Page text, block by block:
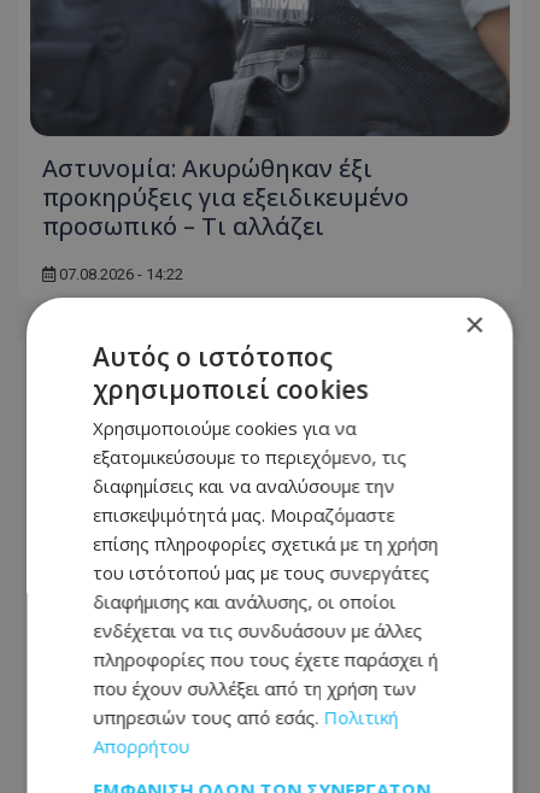
Αστυνομία: Ακυρώθηκαν έξι
προκηρύξεις για εξειδικευμένο
προσωπικό – Τι αλλάζει
07.08.2026 - 14:22
Στους δρόμους οι μοτοσικλετιστές για
Ισαάκ και Σολωμού – Αυξημένα μέτρα
από την Αστυνομία
07.08.2026 - 13:07
×
Αυτός ο ιστότοπος
χρησιμοποιεί cookies
Χρησιμοποιούμε cookies για να
εξατομικεύσουμε το περιεχόμενο, τις
διαφημίσεις και να αναλύσουμε την
επισκεψιμότητά μας. Μοιραζόμαστε
επίσης πληροφορίες σχετικά με τη χρήση
του ιστότοπού μας με τους συνεργάτες
διαφήμισης και ανάλυσης, οι οποίοι
ενδέχεται να τις συνδυάσουν με άλλες
πληροφορίες που τους έχετε παράσχει ή
που έχουν συλλέξει από τη χρήση των
υπηρεσιών τους από εσάς. Πολιτική
Απορρήτου